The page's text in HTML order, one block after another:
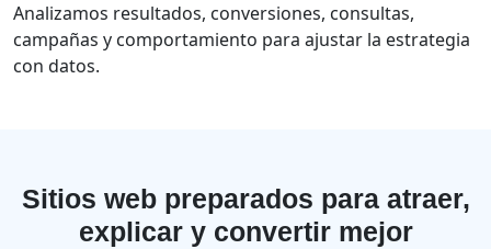
Analizamos resultados, conversiones, consultas,
campañas y comportamiento para ajustar la estrategia
con datos.
Sitios web preparados para atraer,
explicar y convertir mejor